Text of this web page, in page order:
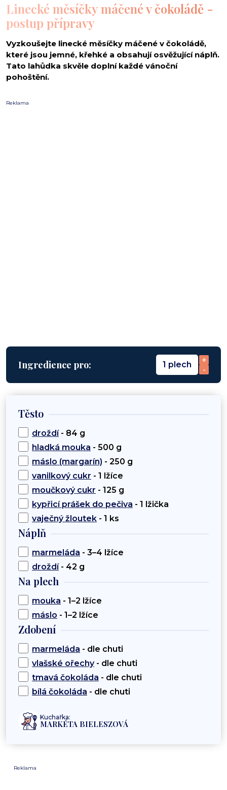
Linecké měsíčky máčené v čokoládě -
postup přípravy
Vyzkoušejte linecké měsíčky máčené v čokoládě,
které jsou jemné, křehké a obsahují osvěžující náplň.
Tato lahůdka skvěle doplní každé vánoční
pohoštění.
Reklama
Ingredience pro: 1 plech
+
-
Těsto
droždí- 84 g
hladká mouka - 500 g
máslo (margarín) - 250 g
vanilkový cukr - 1 lžíce
moučkový cukr - 125 g
kypřicí prášek do pečiva - 1 lžička
vaječný žloutek - 1 ks
Náplň
marmeláda - 3–4 lžíce
droždí- 42 g
Na plech
mouka - 1–2 lžíce
máslo - 1–2 lžíce
Zdobení
marmeláda - dle chuti
vlašské ořechy- dle chuti
tmavá čokoláda - dle chuti
bílá čokoláda - dle chuti
Kuchařka:
MARKÉTA BIELESZOVÁ
Reklama